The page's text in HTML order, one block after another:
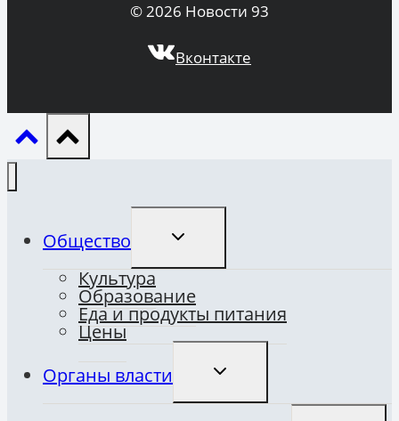
© 2026 Новости 93
Вконтакте
Общество
ПЕРЕКЛЮЧИТЬ
ДОЧЕРНЕЕ
Культура
Образование
Еда и продукты питания
Цены
Органы власти
ПЕРЕКЛЮЧИТЬ
ДОЧЕРНЕЕ